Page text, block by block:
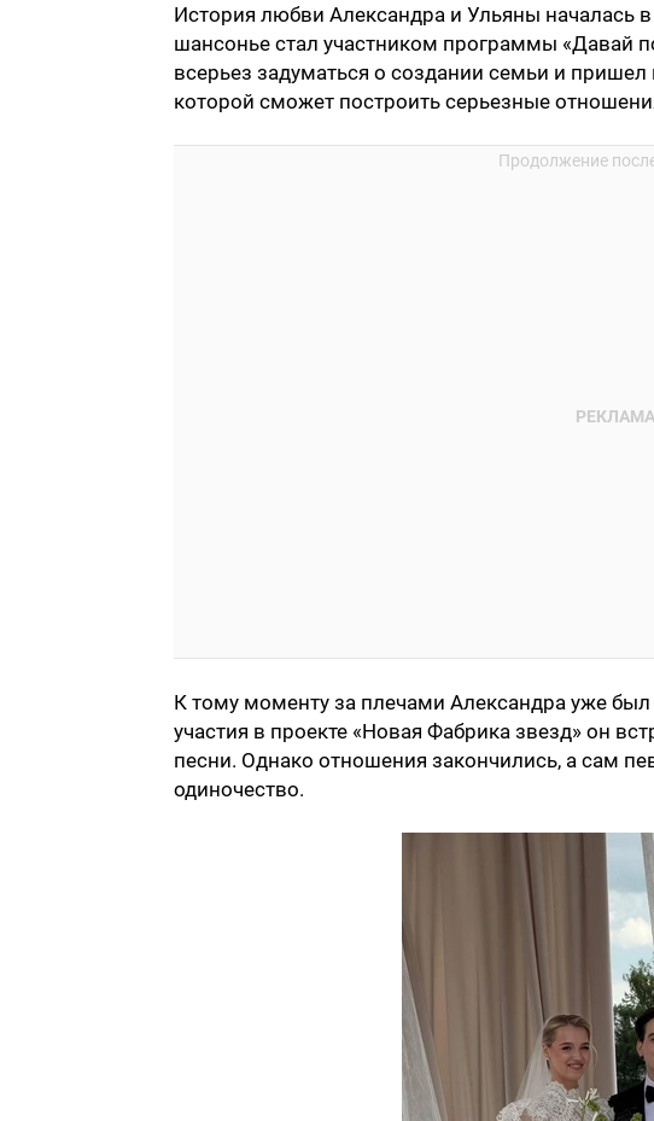
История любви Александра и Ульяны началась
шансонье стал участником программы «Давай
всерьез задуматься о создании семьи и
которой сможет построить серьезные
К тому моменту за плечами Александра уже
участия в проекте «Новая Фабрика звезд» он
песни. Однако отношения закончились, а сам
одиночество.